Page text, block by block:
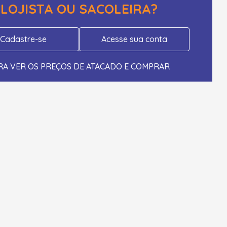
LOJISTA OU SACOLEIRA?
Cadastre-se Acesse sua conta
VER OS PREÇOS DE ATACADO E COMPRAR